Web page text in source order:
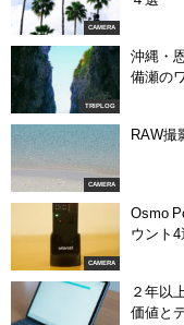
CAMERA
TRIPLOG
沖縄・
備瀬の
CAMERA
RAW撮
CAMERA
Osmo
ウント4
２年以
価値と